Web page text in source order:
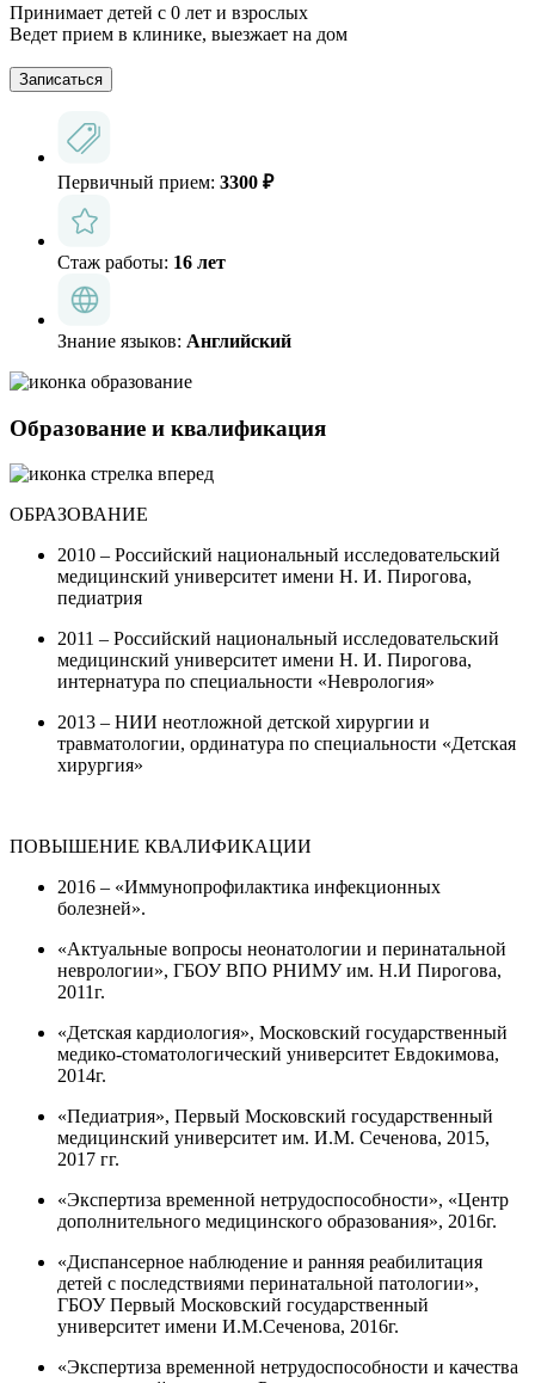
Принимает детей с 0 лет и взрослых
Ведет прием в клинике, выезжает на дом
Записаться
Первичный прием: 3300 ₽
Стаж работы: 16 лет
Знание языков: Английский
Образование и квалификация
ОБРАЗОВАНИЕ
2010 – Российский национальный исследовательский
медицинский университет имени Н. И. Пирогова,
педиатрия
2011 – Российский национальный исследовательский
медицинский университет имени Н. И. Пирогова,
интернатура по специальности «Неврология»
2013 – НИИ неотложной детской хирургии и
травматологии, ординатура по специальности «Детская
хирургия»
ПОВЫШЕНИЕ КВАЛИФИКАЦИИ
2016 – «Иммунопрофилактика инфекционных
болезней».
«Актуальные вопросы неонатологии и перинатальной
неврологии», ГБОУ ВПО РНИМУ им. Н.И Пирогова,
2011г.
«Детская кардиология», Московский государственный
медико-стоматологический университет Евдокимова,
2014г.
«Педиатрия», Первый Московский государственный
медицинский университет им. И.М. Сеченова, 2015,
2017 гг.
«Экспертиза временной нетрудоспособности», «Центр
дополнительного медицинского образования», 2016г.
«Диспансерное наблюдение и ранняя реабилитация
детей с последствиями перинатальной патологии»,
ГБОУ Первый Московский государственный
университет имени И.М.Сеченова, 2016г.
«Экспертиза временной нетрудоспособности и качества